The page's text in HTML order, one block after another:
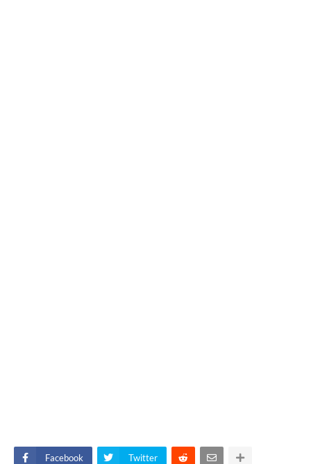
Facebook Twitter